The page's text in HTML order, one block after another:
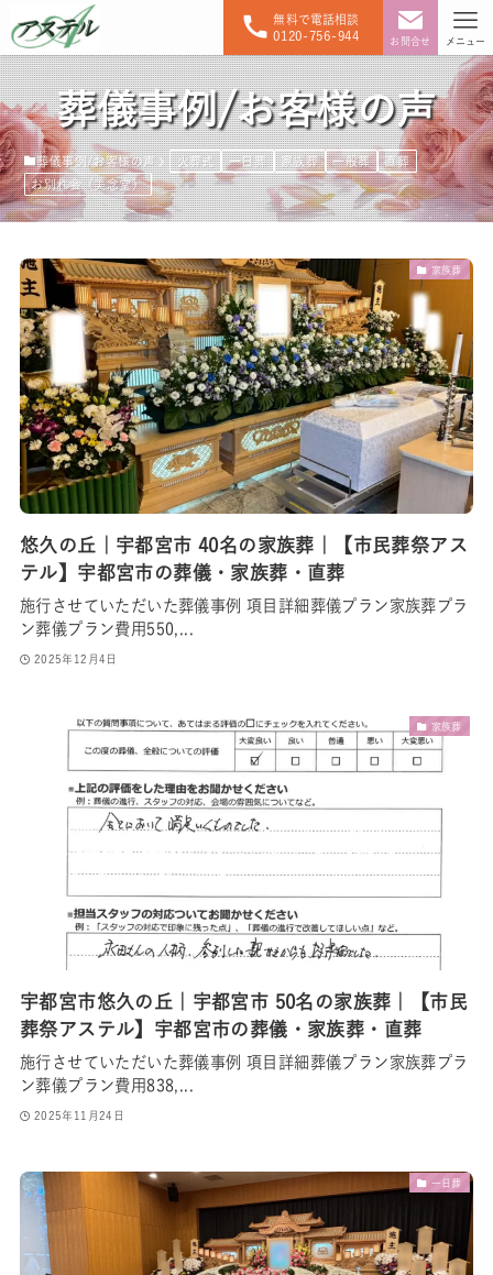
無料で電話相談
0120-756-944 お問合せ メニュー
葬儀事例/お客様の声
葬儀事例/お客様の声 火葬式 一日葬 家族葬 一般葬
直葬
お別れ会（美念堂）
家族葬
悠久の丘｜宇都宮市 40名の家族葬｜【市民葬祭アス
テル】宇都宮市の葬儀・家族葬・直葬
施行させていただいた葬儀事例 項目詳細葬儀プラン家族葬プラ
ン葬儀プラン費用550,...
2025年12月4日
家族葬
宇都宮市悠久の丘｜宇都宮市 50名の家族葬｜【市民
葬祭アステル】宇都宮市の葬儀・家族葬・直葬
施行させていただいた葬儀事例 項目詳細葬儀プラン家族葬プラ
ン葬儀プラン費用838,...
2025年11月24日
一日葬
ご相談ください